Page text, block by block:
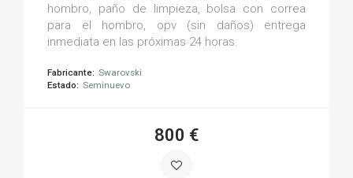
hombro, paño de limpieza, bolsa con correa
para el hombro, opv (sin daños) entrega
inmediata en las próximas 24 horas.
Fabricante: Swarovski
Estado: Seminuevo
800 €